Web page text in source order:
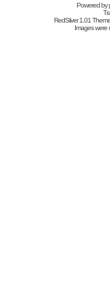
Powered by
RedSilver 1.01
Images were